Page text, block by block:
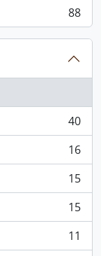
88
40
16
15
15
11